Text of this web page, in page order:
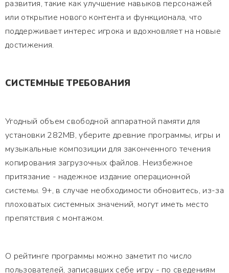
развития, такие как улучшение навыков персонажей
или открытие нового контента и функционала, что
поддерживает интерес игрока и вдохновляет на новые
достижения.
СИСТЕМНЫЕ ТРЕБОВАНИЯ
Угодный объем свободной аппаратной памяти для
установки 282MB, уберите древние программы, игры и
музыкальные композиции для законченного течения
копирования загрузочных файлов. Неизбежное
притязание - надежное издание операционной
системы. 9+, в случае необходимости обновитесь, из-за
плоховатых системных значений, могут иметь место
препятствия с монтажом.
О рейтинге программы можно заметит по число
пользователей, записавших себе игру - по сведениям